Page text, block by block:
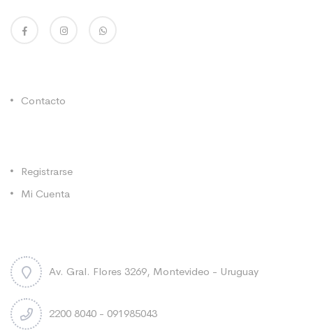
Contacto
Registrarse
Mi Cuenta
Av. Gral. Flores 3269, Montevideo - Uruguay
2200 8040 - 091985043